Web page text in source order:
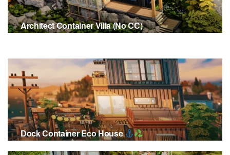
Architect Container Villa (No CC)
Dock Container Eco House
19 JUIN 2020